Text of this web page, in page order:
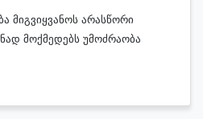
მიგვიყვანოს არასწორი
მოქმედებს უმოძრაობა